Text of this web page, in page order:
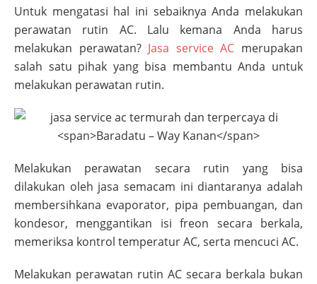
Untuk mengatasi hal ini sebaiknya Anda melakukan
perawatan rutin AC. Lalu kemana Anda harus
melakukan perawatan? Jasa service AC merupakan
salah satu pihak yang bisa membantu Anda untuk
melakukan perawatan rutin.
Melakukan perawatan secara rutin yang bisa
dilakukan oleh jasa semacam ini diantaranya adalah
membersihkana evaporator, pipa pembuangan, dan
kondesor, menggantikan isi freon secara berkala,
memeriksa kontrol temperatur AC, serta mencuci AC.
Melakukan perawatan rutin AC secara berkala bukan